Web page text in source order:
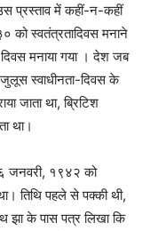
उस प्रस्ताव में कहीं-न-कहीं
को स्वतंत्रतादिवस मनाने
मनाया गया । देश जब
स्वाधीनता-दिवस के
जाता था, ब्रिटिश
था।
जनवरी, १९४२ को
था। तिथि पहले से पक्की थी,
झा के पास पत्र लिखा कि